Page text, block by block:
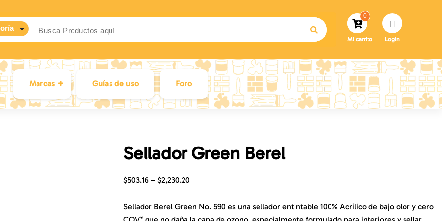
0
Mi carrito Login
Marcas Guías de uso Foro
Sellador Green Berel
$503.16 –$2,230.20
Sellador Berel Green No. 590 es una sellador entintable 100% Acrílico de bajo olor y cero